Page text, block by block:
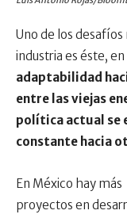
Uno de los
industria es éste,
adaptabilidad
entre las viejas
política actual se
constante hacia
En México hay más
proyectos en